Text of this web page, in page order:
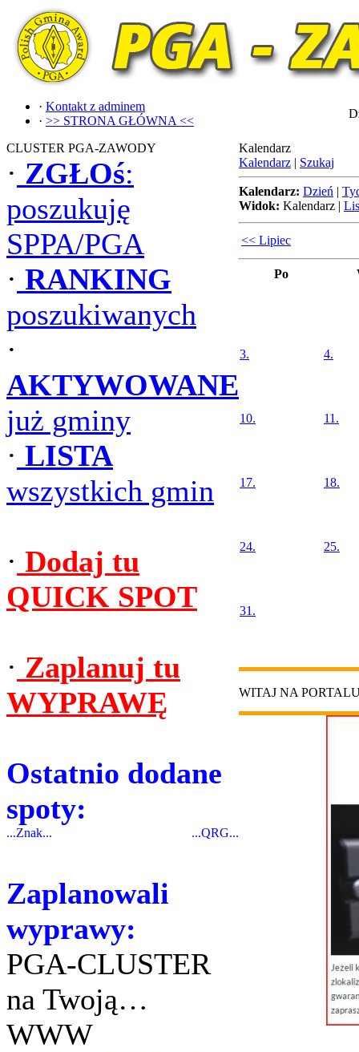
· Kontakt z adminem
· >> STRONA GŁÓWNA <<
CLUSTER PGA-ZAWODY
· ZGŁOś:
poszukuję
SPPA/PGA
· RANKING
poszukiwanych
·
AKTYWOWANE
już gminy
· LISTA
wszystkich gmin
· Dodaj tu
QUICK SPOT
· Zaplanuj tu
WYPRAWĘ
Ostatnio dodane
spoty:
...Znak... ...QRG...
Zaplanowali
wyprawy:
PGA-CLUSTER
na Twoją…
WWW
Kalendarz
Kalendarz | Szukaj
Kalendarz: Dzień |
Widok: Kalendarz |
<< Lipiec
Po
3. 4.
10. 11.
17. 18.
24. 25.
31.
WITAJ NA